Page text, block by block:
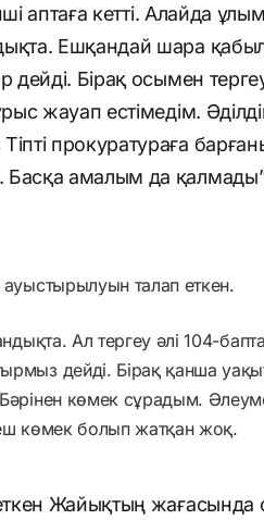
аптаға кетті. Алайда
Ешқандай шара
дейді. Бірақ осымен
жауап естімедім.
прокуратураға
амалым да
талап еткен.
Ал тергеу әлі 104-
дейді. Бірақ қанша
көмек сұрадым.
көмек болып жатқан жоқ.
Жайықтың